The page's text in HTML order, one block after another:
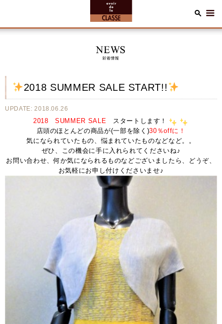
2018 SUMMER SALE START!!
UPDATE: 2018.06.26
2018 SUMMER SALE スタートします！
店頭のほとんどの商品が(一部を除く)30％offに！
気になられていたもの、悩まれていたものなどなど。。
ぜひ、この機会に手に入れられてくださいね♪
お問い合わせ、何か気になられるものなどございましたら、どうぞ、
お気軽にお申し付けくださいませ♪